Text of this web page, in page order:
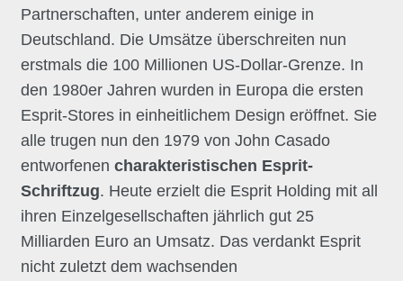
Partnerschaften, unter anderem einige in
Deutschland. Die Umsätze überschreiten nun
erstmals die 100 Millionen US-Dollar-Grenze. In
den 1980er Jahren wurden in Europa die ersten
Esprit-Stores in einheitlichem Design eröffnet. Sie
alle trugen nun den 1979 von John Casado
entworfenen charakteristischen Esprit-
Schriftzug. Heute erzielt die Esprit Holding mit all
ihren Einzelgesellschaften jährlich gut 25
Milliarden Euro an Umsatz. Das verdankt Esprit
nicht zuletzt dem wachsenden